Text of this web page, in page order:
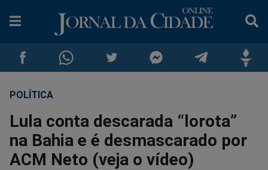
Compartilhar
no
Facebook
Compartilhar
no
Whatsapp
no
Twitter
no
Messenger
no
Telegram
POLÍTICA
Lula conta descarada “lorota”
na Bahia e é desmascarado por
ACM Neto (veja o vídeo)